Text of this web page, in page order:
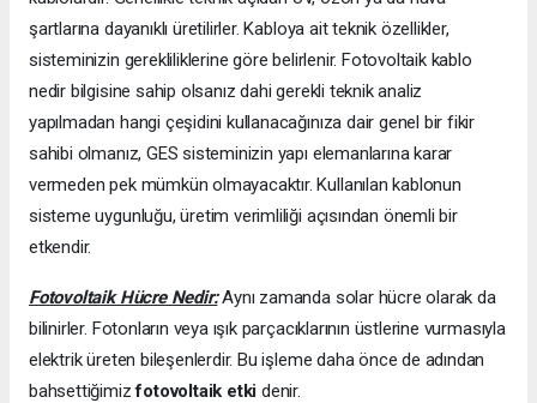
şartlarına dayanıklı üretilirler. Kabloya ait teknik özellikler,
sisteminizin gerekliliklerine göre belirlenir. Fotovoltaik kablo
nedir bilgisine sahip olsanız dahi gerekli teknik analiz
yapılmadan hangi çeşidini kullanacağınıza dair genel bir fikir
sahibi olmanız, GES sisteminizin yapı elemanlarına karar
vermeden pek mümkün olmayacaktır. Kullanılan kablonun
sisteme uygunluğu, üretim verimliliği açısından önemli bir
etkendir.
Fotovoltaik Hücre Nedir:Aynı zamanda solar hücre olarak da
bilinirler. Fotonların veya ışık parçacıklarının üstlerine vurmasıyla
elektrik üreten bileşenlerdir. Bu işleme daha önce de adından
bahsettiğimizfotovoltaik etkidenir.